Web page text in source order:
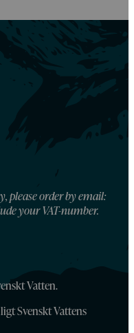
please order by email:
your VAT-number.
Vatten.
Svenskt Vattens